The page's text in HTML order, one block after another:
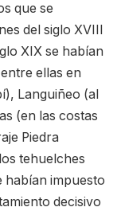
que se
del siglo XVIII
XIX se habían
ellas en
Languiñeo (al
(en las costas
Piedra
tehuelches
habían impuesto
decisivo